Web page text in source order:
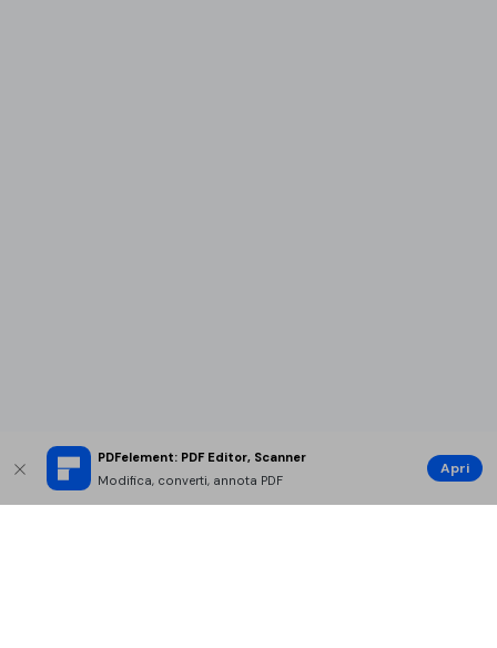
PDFelement: PDF Editor, Scanner
Modifica, converti, annota PDF
Apri